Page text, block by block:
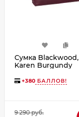
Сумка Blackwood,
Karen Burgundy
+380 БАЛЛОВ!
9 290 руб.